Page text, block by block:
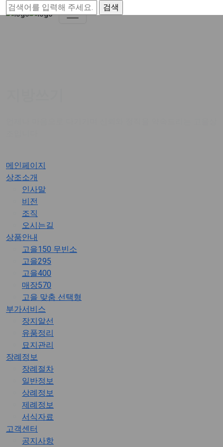
메인페이지
상조소개
인사말
비전
조직
오시는길
상품안내
고을150 무빈소
고을295
고을400
매장570
고을 맞춤 선택형
부가서비스
장지알선
유품정리
묘지관리
장례정보
장례절차
일반정보
상례정보
제례정보
서식자료
고객센터
공지사항